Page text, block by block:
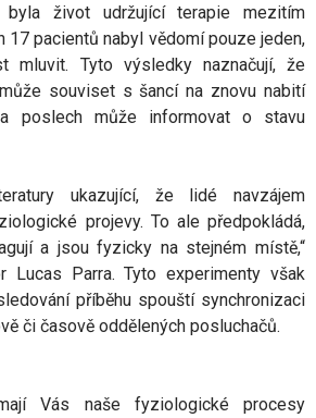
byla život udržující terapie mezitím
17 pacientů nabyl vědomí pouze jeden,
mluvit. Tyto výsledky naznačují, že
souviset s šancí na znovu nabití
poslech může informovat o stavu
ukazující, že lidé navzájem
projevy. To ale předpokládá,
a jsou fyzicky na stejném místě,“
Lucas Parra. Tyto experimenty však
příběhu spouští synchronizaci
či časově oddělených posluchačů.
Vás naše fyziologické procesy